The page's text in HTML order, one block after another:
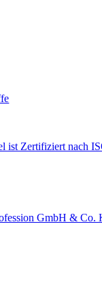
GmbH & Co.